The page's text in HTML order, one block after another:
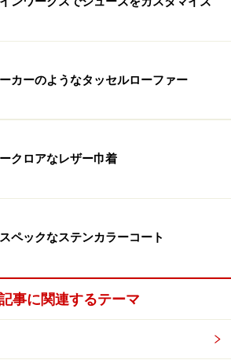
カーのようなタッセルローファー
クロアなレザー巾着
ペックなステンカラーコート
事に関連するテーマ